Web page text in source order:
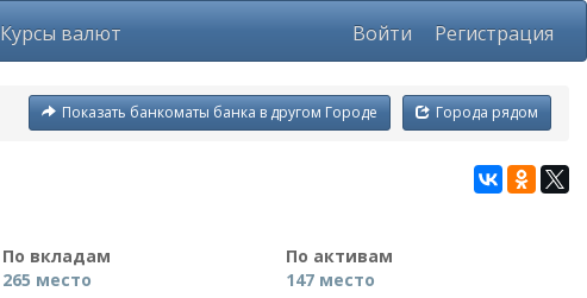
Курсы валют Войти Регистрация
Города рядом
Показать банкоматы банка в другом Городе
По вкладам
По активам
265 место 147 место